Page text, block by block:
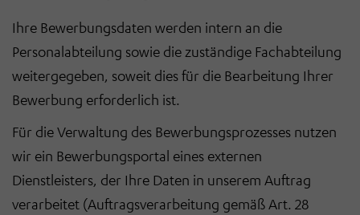
Ihre Bewerbungsdaten werden intern an die
Personalabteilung sowie die zuständige Fachabteilung
weitergegeben, soweit dies für die Bearbeitung Ihrer
Bewerbung erforderlich ist.
Für die Verwaltung des Bewerbungsprozesses nutzen
wir ein Bewerbungsportal eines externen
Dienstleisters, der Ihre Daten in unserem Auftrag
verarbeitet (Auftragsverarbeitung gemäß Art. 28